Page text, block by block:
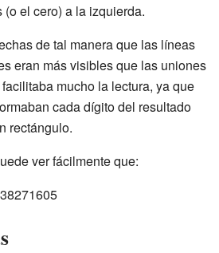
el cero) a la izquierda.
de tal manera que las líneas
eran más visibles que las uniones
mucho la lectura, ya que
cada dígito del resultado
rectángulo.
ver fácilmente que: